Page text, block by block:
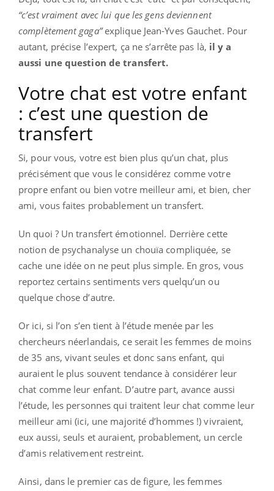
“c’est vraiment avec lui que les gens deviennent
complètement gaga”explique Jean-Yves Gauchet. Pour
autant, précise l’expert, ça ne s’arrête pas là, il y a
aussi une question de transfert.
Votre chat est votre enfant
: c’est une question de
transfert
Si, pour vous, votre est bien plus qu’un chat, plus
précisément que vous le considérez comme votre
propre enfant ou bien votre meilleur ami, et bien, cher
ami, vous faites probablement un transfert.
Un quoi ? Un transfert émotionnel. Derrière cette
notion de psychanalyse un chouïa compliquée, se
cache une idée on ne peut plus simple. En gros, vous
reportez certains sentiments vers quelqu’un ou
quelque chose d’autre.
Or ici, si l’on s’en tient à l’étude menée par les
chercheurs néerlandais, ce serait les femmes de moins
de 35 ans, vivant seules et donc sans enfant, qui
auraient le plus souvent tendance à considérer leur
chat comme leur enfant. D’autre part, avance aussi
l’étude, les personnes qui traitent leur chat comme leur
meilleur ami (ici, une majorité d’hommes !) vivraient,
eux aussi, seuls et auraient, probablement, un cercle
d’amis relativement restreint.
Ainsi, dans le premier cas de figure, les femmes